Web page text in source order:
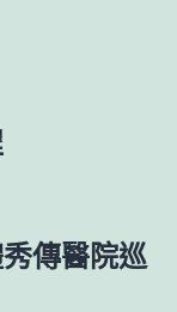
傳醫院巡